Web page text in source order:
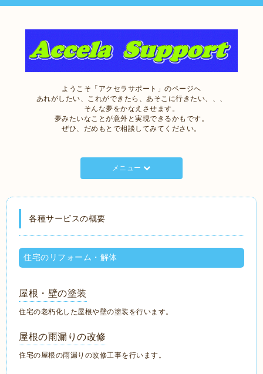
ようこそ「アクセラサポート」のページへ
あれがしたい、これができたら、あそこに行きたい、、、
そんな夢をかなえさせます。
夢みたいなことが意外と実現できるかもです。
ぜひ、だめもとで相談してみてください。
メニュー
各種サービスの概要
住宅のリフォーム・解体
屋根・壁の塗装
住宅の老朽化した屋根や壁の塗装を行います。
屋根の雨漏りの改修
住宅の屋根の雨漏りの改修工事を行います。